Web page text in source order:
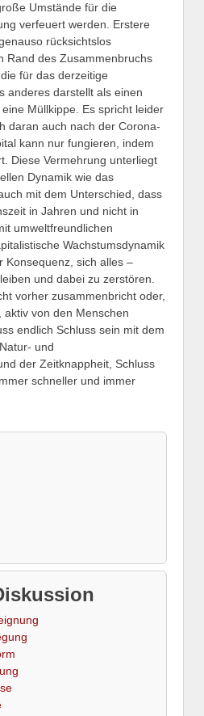
Umstände für die
verfeuert werden. Erstere
rücksichtslos
Rand des Zusammenbruchs
für das derzeitige
anderes darstellt als einen
Müllkippe. Es spricht leider
daran auch nach der Corona-
kann nur fungieren, indem
Diese Vermehrung unterliegt
Dynamik wie das
mit dem Unterschied, dass
in Jahren und nicht in
umweltfreundlichen
Wachstumsdynamik
Konsequenz, sich alles –
und dabei zu zerstören.
vorher zusammenbricht oder,
von den Menschen
endlich Schluss sein mit dem
und
der Zeitknappheit, Schluss
schneller und immer